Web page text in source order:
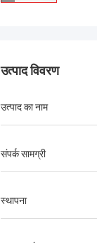
उत्पाद विवरण
उत्पाद का नाम
संपर्क सामग्री
स्थापना